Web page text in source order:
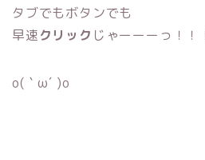
タブでもボタンでも
早速クリック じゃーーーっ！！
o(｀ω´ )o